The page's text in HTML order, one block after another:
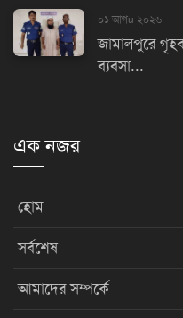
০১ আগu ২০২৬
জামালপুরে
ব্যবসা...
এক নজর
হোম
সর্বশেষ
আমাদের সম্পর্কে